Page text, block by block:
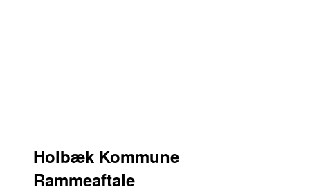
Holbæk Kommune
Rammeaftale